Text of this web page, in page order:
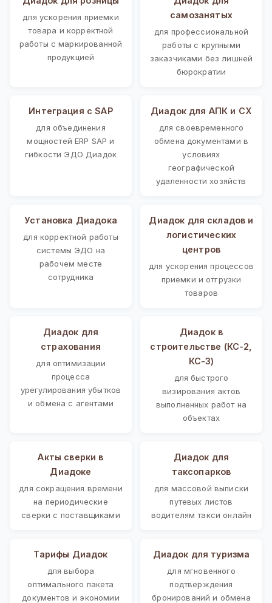
для ускорения приемки
товара и корректной
работы с маркированной
продукцией
самозанятых
для профессиональной
работы с крупными
заказчиками без лишней
бюрократии
Интеграция с SAP
для объединения
мощностей ERP SAP и
гибкости ЭДО Диадок
Диадок для АПК и СХ
для своевременного
обмена документами в
условиях
географической
удаленности хозяйств
Установка Диадока
для корректной работы
системы ЭДО на
рабочем месте
сотрудника
Диадок для складов и
логистических
центров
для ускорения процессов
приемки и отгрузки
товаров
Диадок для
страхования
для оптимизации
процесса
урегулирования убытков
и обмена с агентами
Диадок в
строительстве (КС-2,
КС-3)
для быстрого
визирования актов
выполненных работ на
объектах
Акты сверки в
Диадоке
для сокращения времени
на периодические
сверки с поставщиками
Диадок для
таксопарков
для массовой выписки
путевых листов
водителям такси онлайн
Тарифы Диадок
для выбора
оптимального пакета
документов и экономии
Диадок для туризма
для мгновенного
подтверждения
бронирований и обмена